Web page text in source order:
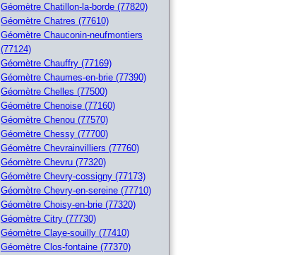
Géomètre Chatillon-la-borde (77820)
Géomètre Chatres (77610)
Géomètre Chauconin-neufmontiers
(77124)
Géomètre Chauffry (77169)
Géomètre Chaumes-en-brie (77390)
Géomètre Chelles (77500)
Géomètre Chenoise (77160)
Géomètre Chenou (77570)
Géomètre Chessy (77700)
Géomètre Chevrainvilliers (77760)
Géomètre Chevru (77320)
Géomètre Chevry-cossigny (77173)
Géomètre Chevry-en-sereine (77710)
Géomètre Choisy-en-brie (77320)
Géomètre Citry (77730)
Géomètre Claye-souilly (77410)
Géomètre Clos-fontaine (77370)